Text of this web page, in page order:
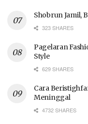
Shobrun Jamil,
323 SHARES
Pagelaran
Style
629 SHARES
Cara
Meninggal
4732 SHARES